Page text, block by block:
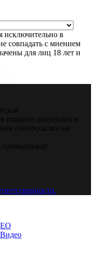
исключительно в
совпадать с мнением
для лиц 18 лет и
издания допускается
гиперссылки на